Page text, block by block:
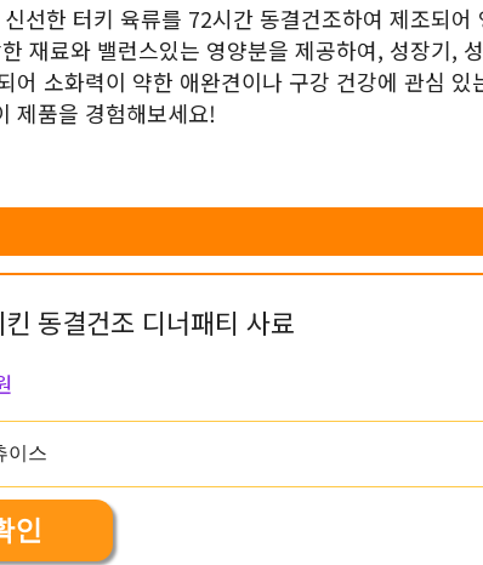
선한 터키 육류를 72시간 동결건조하여 제조되어
재료와 밸런스있는 영양분을 제공하여, 성장기,
어 소화력이 약한 애완견이나 구강 건강에 관심 있
제품을 경험해보세요!
동결건조 디너패티 사료
인